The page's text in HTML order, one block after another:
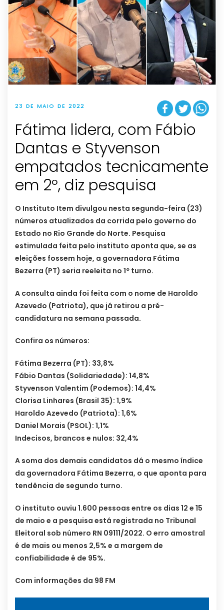
23 DE MAIO DE 2022
Fátima lidera, com Fábio
Dantas e Styvenson
empatados tecnicamente
em 2º, diz pesquisa
O Instituto Item divulgou nesta segunda-feira (23)
números atualizados da corrida pelo governo do
Estado no Rio Grande do Norte. Pesquisa
estimulada feita pelo instituto aponta que, se as
eleições fossem hoje, a governadora Fátima
Bezerra (PT) seria reeleita no 1º turno.
A consulta ainda foi feita com o nome de Haroldo
Azevedo (Patriota), que já retirou a pré-
candidatura na semana passada.
Confira os números:
Fátima Bezerra (PT): 33,8%
Fábio Dantas (Solidariedade): 14,8%
Styvenson Valentim (Podemos): 14,4%
Clorisa Linhares (Brasil 35): 1,9%
Haroldo Azevedo (Patriota): 1,6%
Daniel Morais (PSOL): 1,1%
Indecisos, brancos e nulos: 32,4%
A soma dos demais candidatos dá o mesmo índice
da governadora Fátima Bezerra, o que aponta para
tendência de segundo turno.
O instituto ouviu 1.600 pessoas entre os dias 12 e 15
de maio e a pesquisa está registrada no Tribunal
Eleitoral sob número RN 09111/2022. O erro amostral
é de mais ou menos 2,5% e a margem de
confiabilidade é de 95%.
Com informações da 98 FM